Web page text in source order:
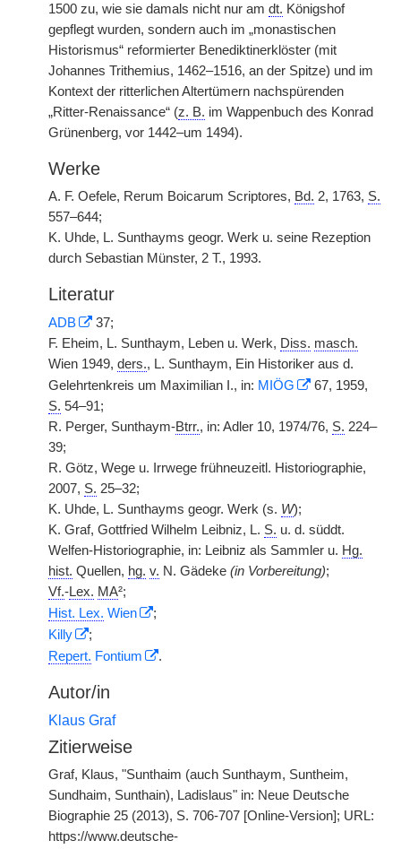
1500 zu, wie sie damals nicht nur am dt. Königshof
gepflegt wurden, sondern auch im „monastischen
Historismus“ reformierter Benediktinerklöster (mit
Johannes Trithemius, 1462–1516, an der Spitze) und im
Kontext der ritterlichen Altertümern nachspürenden
„Ritter-Renaissance“ (z. B. im Wappenbuch des Konrad
Grünenberg, vor 1442–um 1494).
Werke
A. F. Oefele, Rerum Boicarum Scriptores, Bd. 2, 1763, S.
557–644;
K. Uhde, L. Sunthayms geogr. Werk u. seine Rezeption
durch Sebastian Münster, 2 T., 1993.
Literatur
ADB
37;
F. Eheim, L. Sunthaym, Leben u. Werk, Diss. masch.
Wien 1949, ders., L. Sunthaym, Ein Historiker aus d.
Gelehrtenkreis um Maximilian I., in: MIÖG
67, 1959,
S. 54–91;
R. Perger, Sunthaym-Btrr., in: Adler 10, 1974/76, S. 224–
39;
R. Götz, Wege u. Irrwege frühneuzeitl. Historiographie,
2007, S. 25–32;
K. Uhde, L. Sunthayms geogr. Werk (s. W);
K. Graf, Gottfried Wilhelm Leibniz, L. S. u. d. süddt.
Welfen-Historiographie, in: Leibniz als Sammler u. Hg.
hist. Quellen, hg. v. N. Gädeke (in Vorbereitung);
Vf.-Lex. MA²;
Hist. Lex. Wien
;
Killy
;
Repert. Fontium .
Autor/in
Klaus Graf
Zitierweise
Graf, Klaus, "Sunthaim (auch Sunthaym, Suntheim,
Sundhaim, Sunthain), Ladislaus" in: Neue Deutsche
Biographie 25 (2013), S. 706-707 [Online-Version]; URL:
https://www.deutsche-